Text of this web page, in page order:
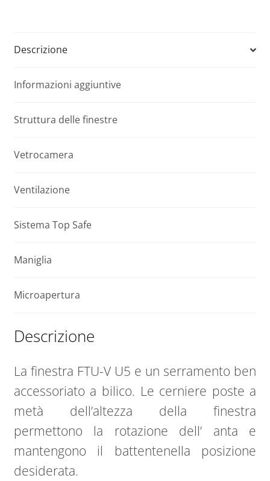
vetrocamera
FTP-
U4
x
cm
Descrizione
Informazioni aggiuntive
Struttura delle finestre
Vetrocamera
Ventilazione
Sistema Top Safe
Maniglia
Microapertura
Descrizione
La finestra FTU-V U5 e un serramento ben
accessoriato a bilico. Le cerniere poste a
metà dell’altezza della finestra
permettono la rotazione dell’ anta e
mantengono il battentenella posizione
desiderata.